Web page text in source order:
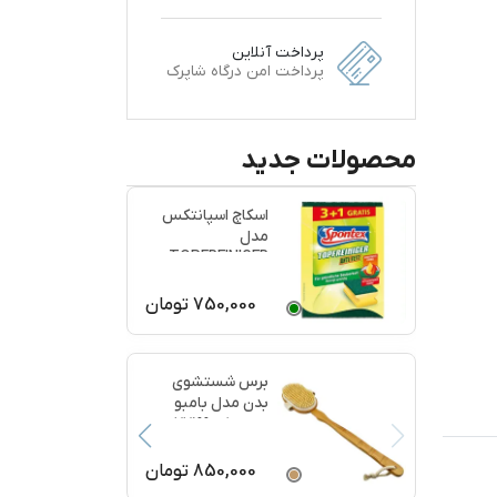
پرداخت آنلاین
پرداخت امن درگاه شاپرک
محصولات جدید
اسکاچ اسپانتکس
مدل
TOPFREINIGER
750,000 تومان
برس شستشوی
بدن مدل بامبو
ماساژ کد 77199
850,000 تومان